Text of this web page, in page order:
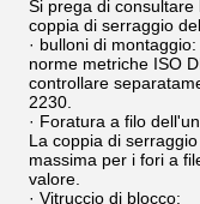
Si prega di
coppia di serraggio
· bulloni di
norme metriche ISO
controllare
2230.
· Foratura a filo
La coppia di
massima per i fori a
valore.
· Vitruccio di blocco: